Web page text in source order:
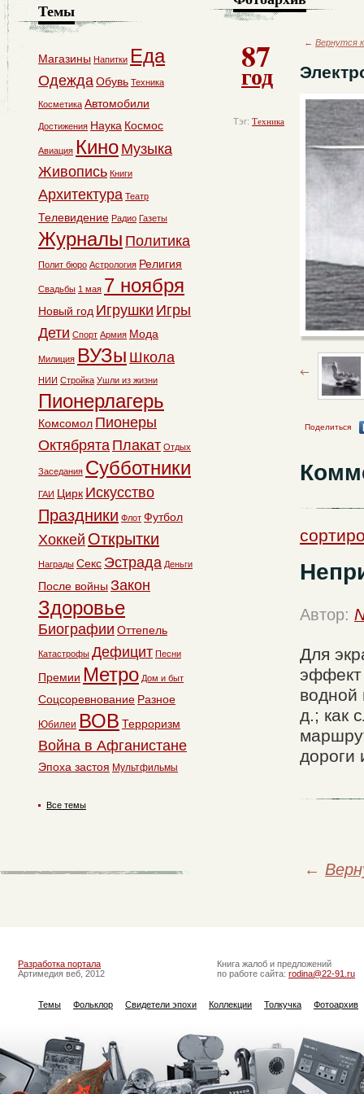
87
год
Тэг: Техника
← Вернутся
Поделиться
Автор:
Для
эффект
водной
д.; как
дороги
←
Темы
Магазины Напитки Еда
ОдеждаОбувь Техника
Косметика Автомобили
Достижения Наука Космос
Авиация Кино Музыка
Живопись Книги
Архитектура Театр
Телевидение Радио Газеты
Журналы Политика
Полит бюро Астрология Религия
Свадьбы 1 мая 7 ноября
Новый год Игрушки Игры
Дети Спорт Армия Мода
Милиция ВУЗы Школа
НИИ Стройка Ушли из жизни
Пионерлагерь
Комсомол Пионеры
Октябрята Плакат Отдых
Заседания Субботники
ГАИ Цирк Искусство
Праздники Флот Футбол
Хоккей Открытки
Награды Секс Эстрада Деньги
После войны Закон
Здоровье
Биографии Оттепель
Катастрофы Дефицит Песни
Премии Метро Дом и быт
Соцсоревнование Разное
Юбилеи ВОВ Терроризм
Война в Афганистане
Эпоха застоя Мультфильмы
Все темы
Разработка портала
Артимедия веб, 2012
Книга жалоб и предложений
по работе сайта: rodina@22-91.ru
Темы Фольклор Свидетели эпохи Коллекции Толкучка Фотоархив